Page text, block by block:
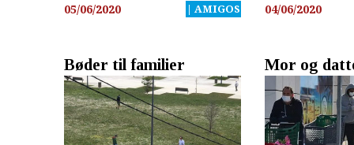
05/06/2020 | AMIGOS 04/06/2020
Bøder til familier Mor og